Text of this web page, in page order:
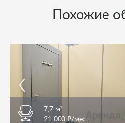
Похожие
7,7 м²
21 000 ₽/мес.